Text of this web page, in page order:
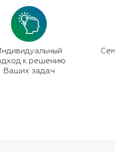
к решению
Ваших задач